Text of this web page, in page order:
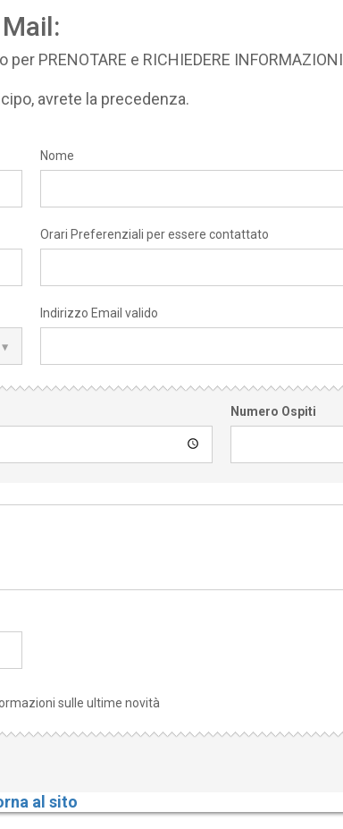
Mail:
PRENOTARE e RICHIEDERE INFORMAZIONI
avrete la precedenza.
Nome
Orari Preferenziali per essere contattato
Indirizzo Email valido
Numero Ospiti
sulle ultime novità
al sito